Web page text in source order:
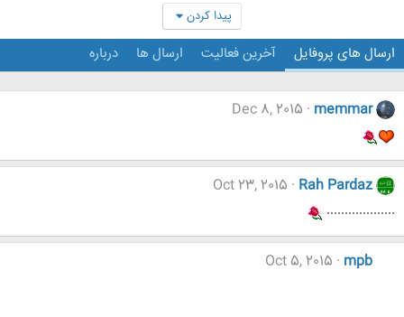
پیدا کردن
ارسال های پروفایل آخرین فعالیت ارسال ها درباره
memmar
Dec 8, 2015
Rah Pardaz
Oct 23, 2015
...................
mpb
Oct 5, 2015